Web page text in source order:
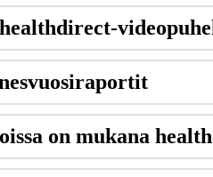
healthdirect-
on mukana